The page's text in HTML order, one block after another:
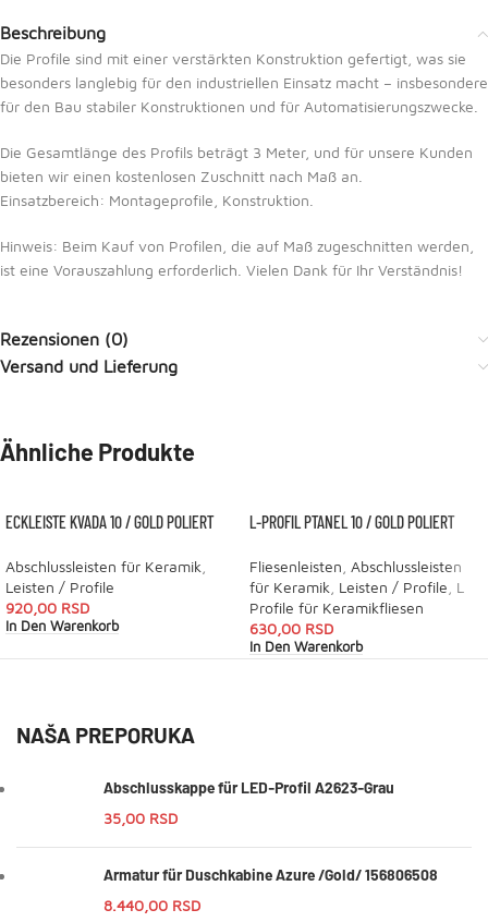
Beschreibung
Die Profile sind mit einer verstärkten Konstruktion gefertigt, was sie
besonders langlebig für den industriellen Einsatz macht – insbesondere
für den Bau stabiler Konstruktionen und für Automatisierungszwecke.
Die Gesamtlänge des Profils beträgt 3 Meter, und für unsere Kunden
bieten wir einen kostenlosen Zuschnitt nach Maß an.
Einsatzbereich: Montageprofile, Konstruktion.
Hinweis: Beim Kauf von Profilen, die auf Maß zugeschnitten werden,
ist eine Vorauszahlung erforderlich. Vielen Dank für Ihr Verständnis!
Rezensionen (0)
Versand und Lieferung
Ähnliche Produkte
ECKLEISTE KVADA 10 / GOLD POLIERT
Abschlussleisten für Keramik
Leisten / Profile
920,00 RSD
In Den Warenkorb
L-PROFIL PTANEL 10 / GOLD POLIERT
Fliesenleisten Abschlussleisten
für Keramik Leisten / Profile L
Profile für Keramikfliesen
630,00 RSD
In Den Warenkorb
NAŠA PREPORUKA
Abschlusskappe für LED-Profil A2623-Grau
35,00 RSD
Armatur für Duschkabine Azure /Gold/ 156806508
8.440,00 RSD